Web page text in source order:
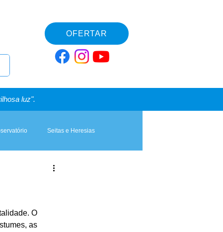
OFERTAR
luz".
Seitas e Heresias
O
as